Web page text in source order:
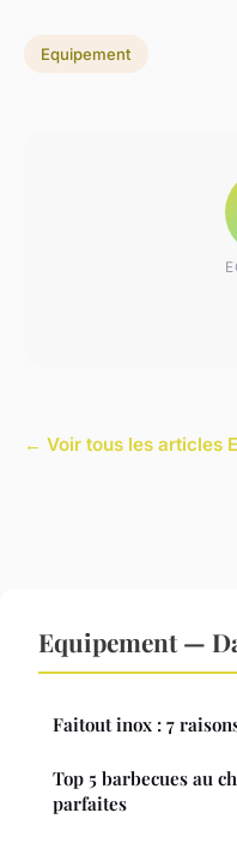
Equipement
← Voir tous les articles
Equipement —
Faitout inox : 7
Top 5 barbecues au
parfaites